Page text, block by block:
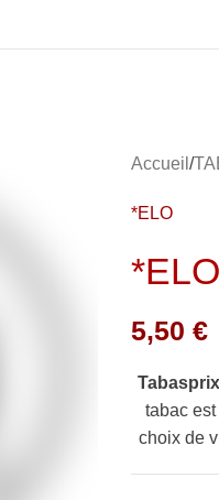
Accueil
*ELO
5,50€
Tabasprix
tabac
choix de